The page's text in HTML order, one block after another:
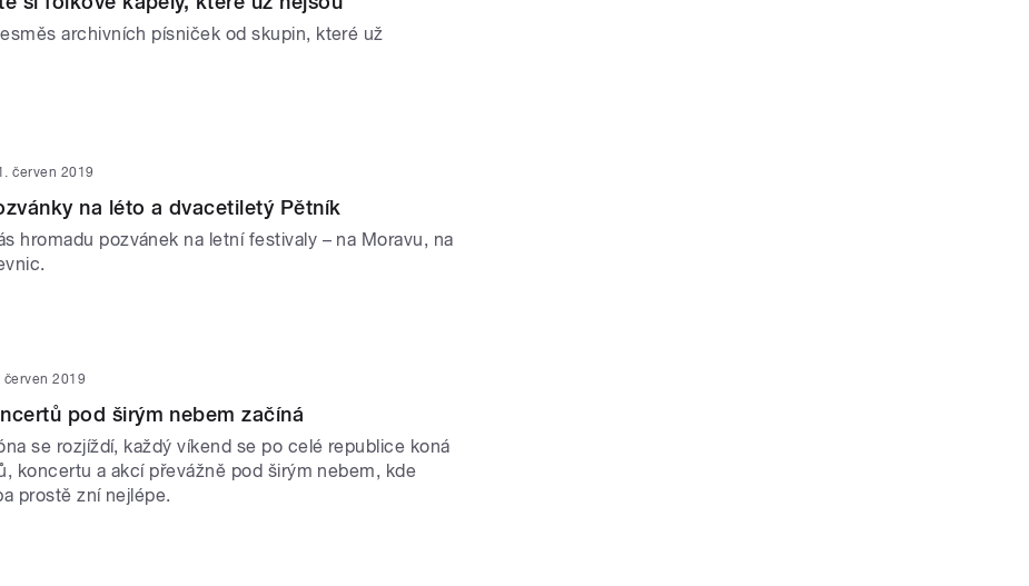
archivních písniček od skupin, které už
červen 2019
na léto a dvacetiletý Pětník
hromadu pozvánek na letní festivaly – na Moravu, na
červen 2019
pod širým nebem začíná
se rozjíždí, každý víkend se po celé republice koná
koncertu a akcí převážně pod širým nebem, kde
prostě zní nejlépe.